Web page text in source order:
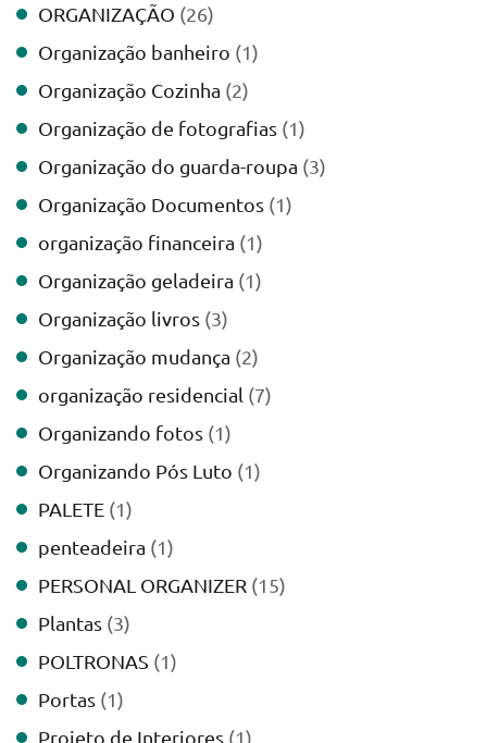
ORGANIZAÇÃO (26)
Organização banheiro (1)
Organização Cozinha (2)
Organização de fotografias (1)
Organização do guarda-roupa (3)
Organização Documentos (1)
organização financeira (1)
Organização geladeira (1)
Organização livros (3)
Organização mudança (2)
organização residencial (7)
Organizando fotos (1)
Organizando Pós Luto (1)
PALETE (1)
penteadeira (1)
PERSONAL ORGANIZER (15)
Plantas (3)
POLTRONAS (1)
Portas (1)
Projeto de Interiores (1)